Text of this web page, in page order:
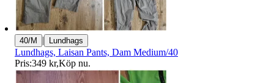
40/M | Lundhags
Lundhags, Laisan Pants, Dam Medium/40
Pris:349 kr,Köp nu.